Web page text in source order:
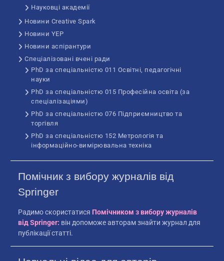
Науковці академії
Новини Creative Spark
Новини YEP
Новини аспірантури
Спеціалізовані вчені ради
PhD за спеціальністю 011 Освітні, педагогічні
науки
PhD за спеціальністю 015 Професійна освіта (за
спеціалізаціями)
PhD за спеціальністю 076 Підприємництво та
торгівля
PhD за спеціальністю 152 Метрологія та
інформаційно-вимірювальна техніка
Помічник з вибору журналів від
Springer
Радимо скористатися Помічником з вибору журналів
від Springer: він допоможе авторам знайти журнал для
публікації статті.